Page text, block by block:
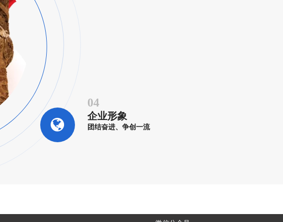
04
企业形象
团结奋进、争创一流